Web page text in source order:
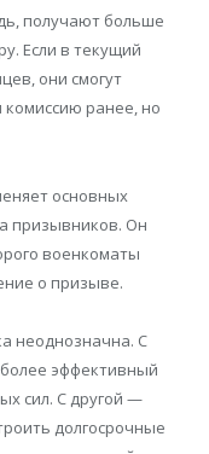
получают больше
Если в текущий
они смогут
комиссию ранее, но
основных
призывников. Он
военкоматы
о призыве.
неоднозначна. С
эффективный
сил. С другой —
долгосрочные